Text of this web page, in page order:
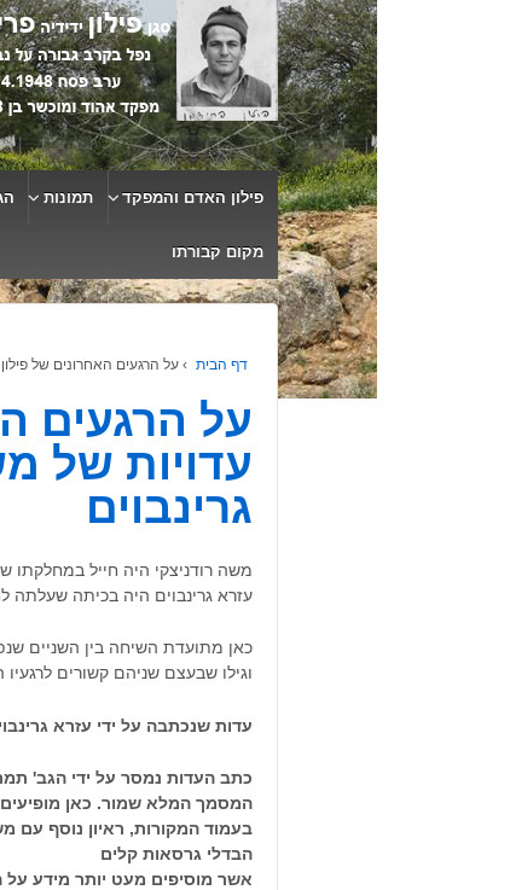
פילון האדם והמפקד תמונות
מקום קבורתו
דף הבית › על הרגעים האחרונים של
על הרגעים
עדויות של
גרינבוים
משה רודניצקי היה חייל במחלקתו
עזרא גרינבוים היה בכיתה שעלתה
כאן מתועדת השיחה בין השניים שנפגשו
וגילו שבעצם שניהם קשורים לרגעיו
עדות שנכתבה על ידי עזרא גרינבוים בשנת 1989 מפי
כתב העדות נמסר על ידי הגב' תמר
המסמך המלא שמור. כאן
בעמוד המקורות, ראיון נוסף עם
הבדלי גרסאות קלים
אשר מוסיפים מעט יותר מידע